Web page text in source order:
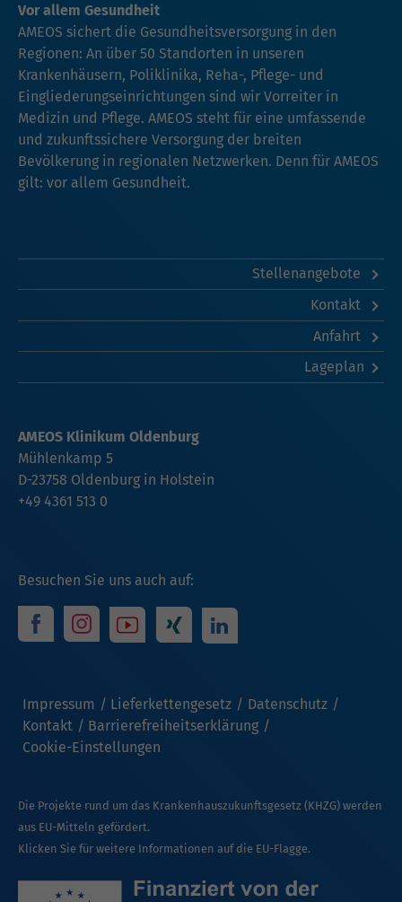
Vor allem Gesundheit
AMEOS sichert die Gesundheitsversorgung in den
Regionen: An über 50 Standorten in unseren
Krankenhäusern, Poliklinika, Reha-, Pflege- und
Eingliederungseinrichtungen sind wir Vorreiter in
Medizin und Pflege. AMEOS steht für eine umfassende
und zukunftssichere Versorgung der breiten
Bevölkerung in regionalen Netzwerken. Denn für AMEOS
gilt: vor allem Gesundheit.
Stellenangebote
Kontakt
Anfahrt
Lageplan
Besuchen Sie uns auch auf:
Impressum Lieferkettengesetz
Datenschutz
Kontakt
Barrierefreiheitserklärung
Cookie-Einstellungen
AMEOS Klinikum Oldenburg
Mühlenkamp 5
D-23758 Oldenburg in Holstein
+49 4361 513 0
Die Projekte rund um das Krankenhauszukunftsgesetz (KHZG) werden
aus EU-Mitteln gefördert.
Klicken Sie für weitere Informationen auf die EU-Flagge.